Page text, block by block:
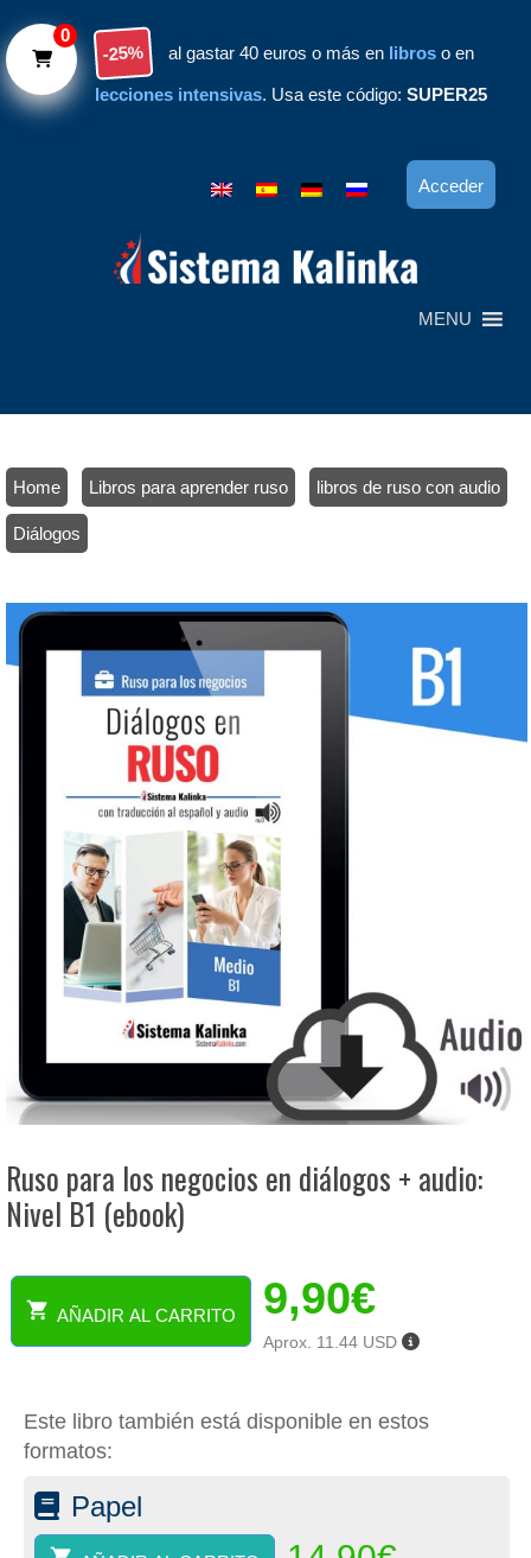
-25% al gastar 40 euros o más en libros o en
lecciones intensivas. Usa este código: SUPER25
Acceder
MENU
Home Libros para aprender ruso libros de ruso con audio
Diálogos
Ruso para los negocios en diálogos + audio:
Nivel B1 (ebook)
Ruso
para
diálogos
audio:
Nivel
AÑADIR AL CARRITO 9,90€
Aprox. 11.44 USD
Este libro también está disponible en estos
formatos:
Papel
0